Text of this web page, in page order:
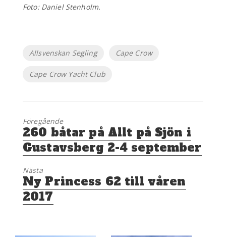
Foto: Daniel Stenholm.
Etiketter
Allsvenskan Segling Cape Crow
Cape Crow Yacht Club
Föregående
Föregående
inlägg:
260 båtar på Allt på Sjön i
Gustavsberg 2-4 september
Nästa
Nästa
inlägg:
Ny Princess 62 till våren
2017